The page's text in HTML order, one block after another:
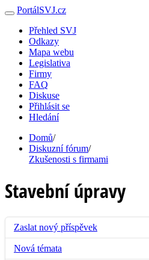
PortálSVJ.cz
Přehled SVJ
Odkazy
Mapa webu
Legislativa
Firmy
FAQ
Diskuse
Přihlásit se
Hledání
Domů/
Diskuzní fórum/
Zkušenosti s firmami
Stavební úpravy
Zaslat nový příspěvek
Nová témata